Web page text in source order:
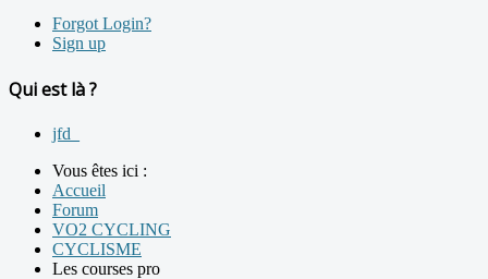
Forgot Login?
Sign up
Qui est là ?
jfd_
Vous êtes ici :
Accueil
Forum
VO2 CYCLING
CYCLISME
Les courses pro